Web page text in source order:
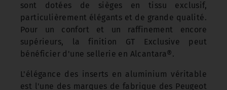
sont dotées de sièges en tissu exclusif,
particulièrement élégants et de grande qualité.
Pour un confort et un raffinement encore
supérieurs, la finition GT Exclusive peut
bénéficier d'une sellerie en Alcantara®.
L'élégance des inserts en aluminium véritable
est l'une des marques de fabrique des Peugeot